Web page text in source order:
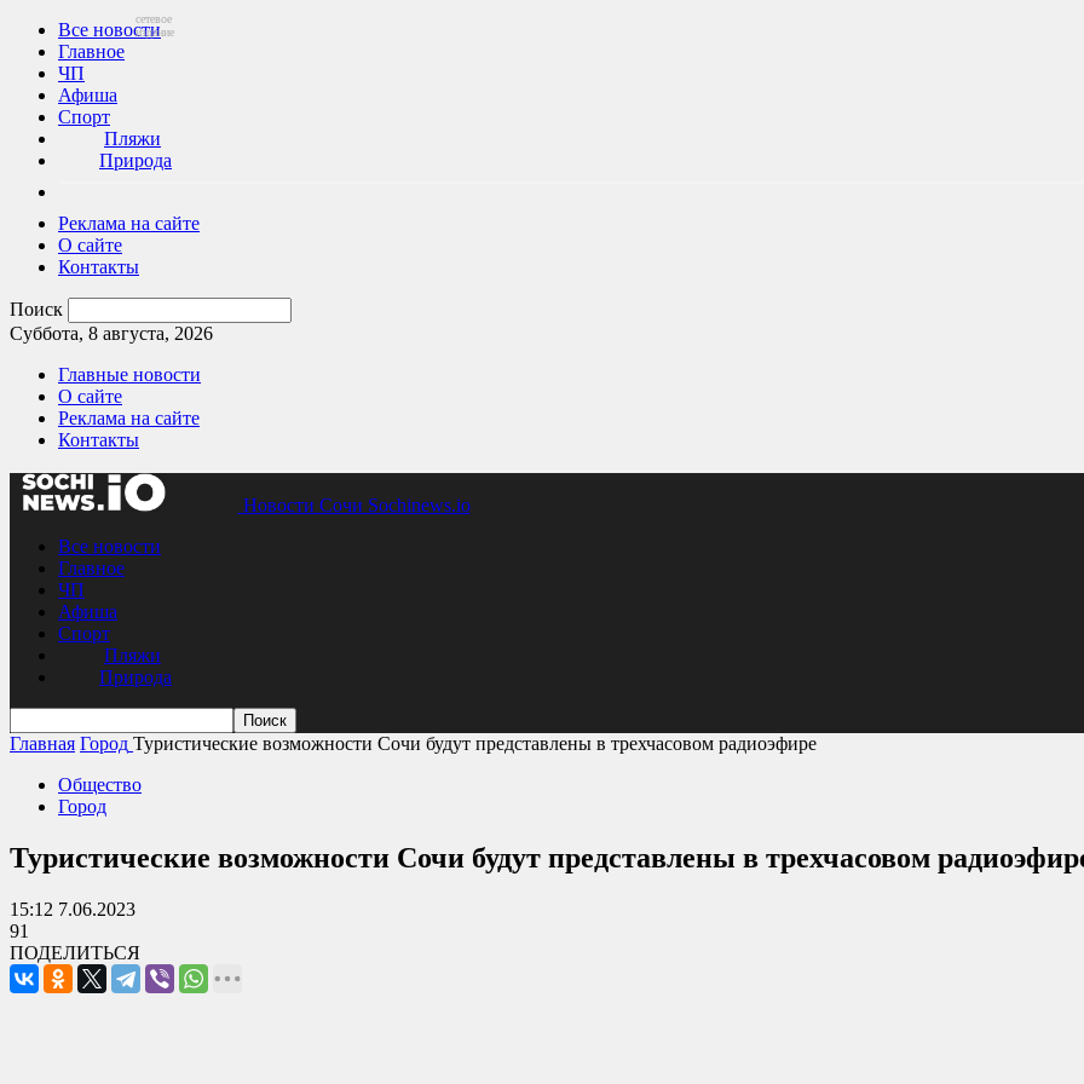
Все новости
Главное
ЧП
Афиша
Спорт
Пляжи
Природа
Реклама на сайте
О сайте
Контакты
Поиск
Суббота, 8 августа, 2026
Главные новости
О сайте
Реклама на сайте
Контакты
Новости Сочи Sochinews.io
сетевое
издание
Все новости
Главное
ЧП
Афиша
Спорт
Пляжи
Природа
Главная Город Туристические возможности Сочи будут представлены в трехчасовом радиоэфире
Общество
Город
Туристические возможности Сочи будут представлены в трехчасовом
15:12 7.06.2023
91
ПОДЕЛИТЬСЯ